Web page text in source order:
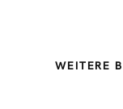
WEITERE